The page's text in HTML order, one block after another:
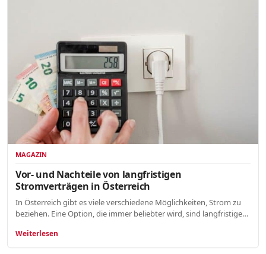
MAGAZIN
Vor- und Nachteile von langfristigen
Stromverträgen in Österreich
In Österreich gibt es viele verschiedene Möglichkeiten, Strom zu
beziehen. Eine Option, die immer beliebter wird, sind langfristige…
Weiterlesen